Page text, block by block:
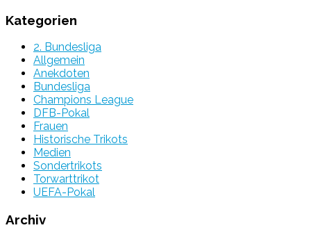
Kategorien
2. Bundesliga
Allgemein
Anekdoten
Bundesliga
Champions League
DFB-Pokal
Frauen
Historische Trikots
Medien
Sondertrikots
Torwarttrikot
UEFA-Pokal
Archiv